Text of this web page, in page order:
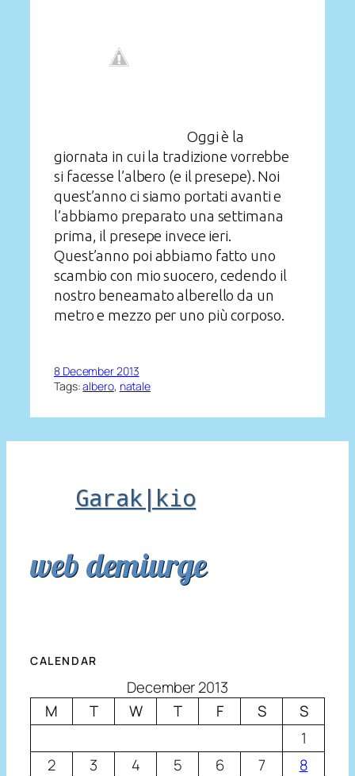
Oggi è la
giornata in cui la tradizione vorrebbe
si facesse l’albero (e il presepe). Noi
quest’anno ci siamo portati avanti e
l’abbiamo preparato una settimana
prima, il presepe invece ieri.
Quest’anno poi abbiamo fatto uno
scambio con mio suocero, cedendo il
nostro beneamato alberello da un
metro e mezzo per uno più corposo.
8 December 2013
Tags:albero, natale
Garak|kio
web demiurge
CALENDAR
December 2013
M
T W T F S
S
1
2
3 4 5 6 7
8